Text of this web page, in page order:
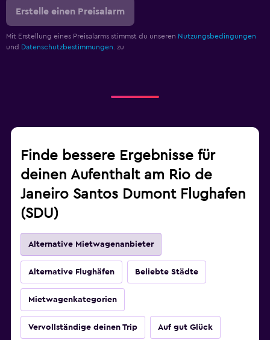
Erstelle einen Preisalarm
Mit Erstellung eines Preisalarms stimmst du unseren Nutzungsbedingungen
und Datenschutzbestimmungen. zu
Finde bessere Ergebnisse für
deinen Aufenthalt am Rio de
Janeiro Santos Dumont Flughafen
(SDU)
Alternative Mietwagenanbieter
Alternative Flughäfen Beliebte Städte
Mietwagenkategorien
Vervollständige deinen Trip Auf gut Glück